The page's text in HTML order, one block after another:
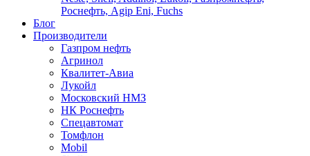
Роснефть, Agip Eni, Fuchs
Блог
Производители
Газпром нефть
Агринол
Квалитет-Авиа
Лукойл
Московский НМЗ
НК Роснефть
Спецавтомат
Томфлон
Mobil